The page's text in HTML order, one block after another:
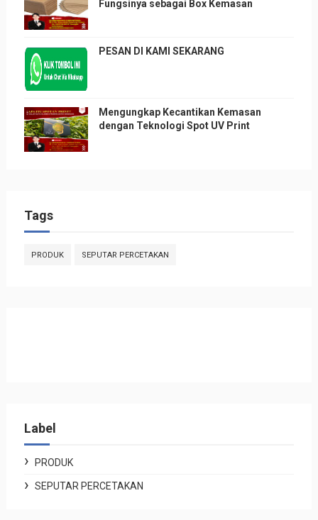
Fungsinya sebagai Box Kemasan
PESAN DI KAMI SEKARANG
Mengungkap Kecantikan Kemasan
dengan Teknologi Spot UV Print
Tags
PRODUK SEPUTAR PERCETAKAN
Label
PRODUK
SEPUTAR PERCETAKAN